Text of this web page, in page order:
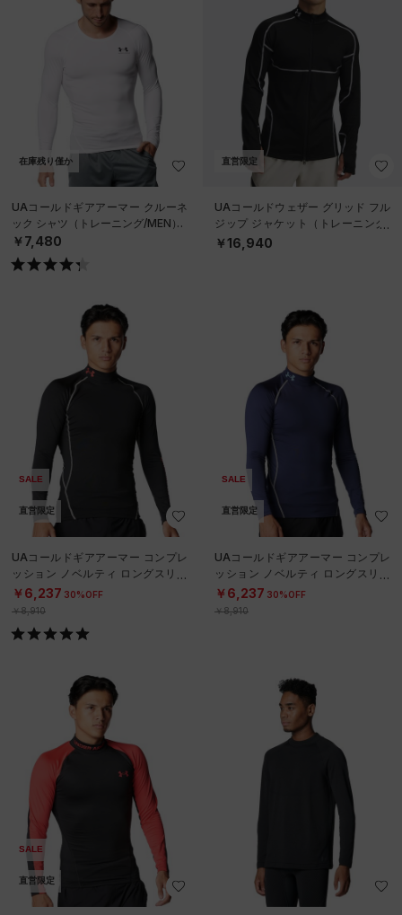
在庫残り僅か
UAコールドギアアーマー クルーネ
ック シャツ（トレーニング/MEN）
￥7,480
直営限定
UAコールドウェザー グリッド フル
ジップ ジャケット（トレーニング/
MEN）
￥16,940
SALE
直営限定
UAコールドギアアーマー コンプレ
ッション ノベルティ ロングスリー
ブ モックネック シャツ（トレーニ
ング/
￥6,237 30%OFF
￥8,910
SALE
直営限定
UAコールドギアアーマー コンプレ
ッション ノベルティ ロングスリー
ブ モックネック シャツ（トレーニ
ング/
￥6,237 30%OFF
￥8,910
SALE
直営限定